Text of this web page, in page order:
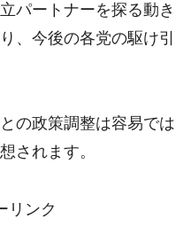
パートナーを探る動き
、今後の各党の駆け引
の政策調整は容易では
されます。
リンク